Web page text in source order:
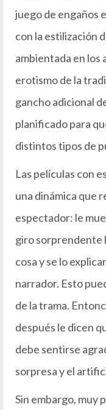
juego de engaños
con la estilización
ambientada en los
erotismo de la
gancho adicional
planificado para
distintos tipos de
Las películas con
una dinámica que
espectador: le
giro sorprendente
cosa y se lo
narrador. Esto
de la trama.
después le dicen
debe sentirse
sorpresa y el
Sin embargo, muy